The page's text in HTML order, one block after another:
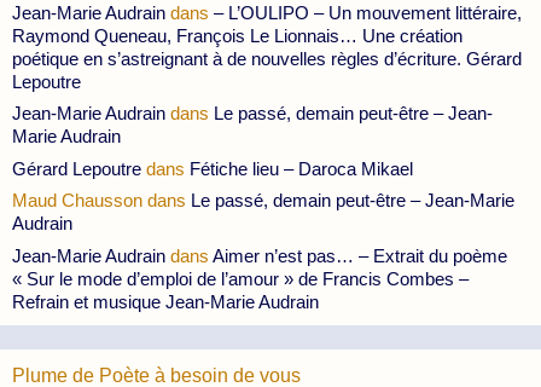
Jean-Marie Audrain dans – L’OULIPO – Un mouvement littéraire,
Raymond Queneau, François Le Lionnais… Une création
poétique en s’astreignant à de nouvelles règles d’écriture. Gérard
Lepoutre
Jean-Marie Audrain dans Le passé, demain peut-être – Jean-
Marie Audrain
Gérard Lepoutre dans Fétiche lieu – Daroca Mikael
Maud Chausson dans Le passé, demain peut-être – Jean-Marie
Audrain
Jean-Marie Audrain dans Aimer n’est pas… – Extrait du poème
« Sur le mode d’emploi de l’amour » de Francis Combes –
Refrain et musique Jean-Marie Audrain
Plume de Poète à besoin de vous